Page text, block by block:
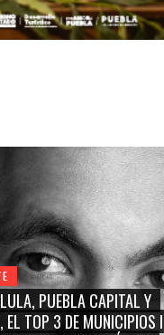
NAY SALVATORI, SERGIO
CORCHOLATA”,